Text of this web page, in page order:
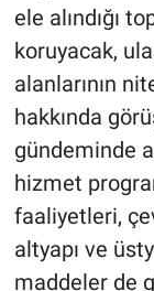
ele alındığı
koruyacak,
alanlarının
hakkında
gündeminde
hizmet
faaliyetleri,
altyapı ve
maddeler de